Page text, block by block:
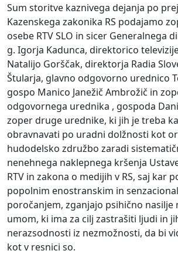
Sum storitve kaznivega dejanja po
Kazenskega zakonika RS podajamo
osebe RTV SLO in sicer Generalnega
g. Igorja Kadunca, direktorico
Natalijo Gorščak, direktorja Radia
Štularja, glavno odgovorno urednico
gospo Manico Janežič Ambrožič in
odgovornega urednika , gospoda
zoper druge urednike, ki jih je treba
obravnavati po uradni dolžnosti kot
hudodelsko združbo zaradi
nenehnega naklepnega kršenja
RTV in zakona o medijih v RS, saj kar
popolnim enostranskim in
poročanjem, zganjajo psihično nasilje
umom, ki ima za cilj zastrašiti ljudi in
nerazsodnosti iz nezmožnosti, da bi
kot v resnici so.